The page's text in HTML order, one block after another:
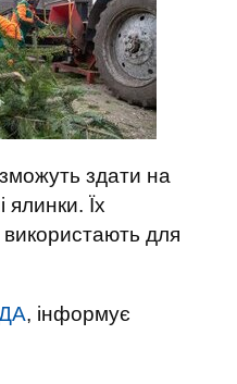
здати на
ялинки. Їх
для
, інформує